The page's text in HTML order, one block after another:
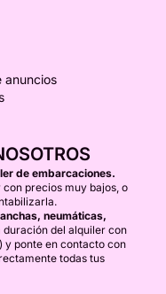
anuncios
de embarcaciones.
precios muy bajos, o
neumáticas,
duración del alquiler con
y ponte en contacto con
todas tus